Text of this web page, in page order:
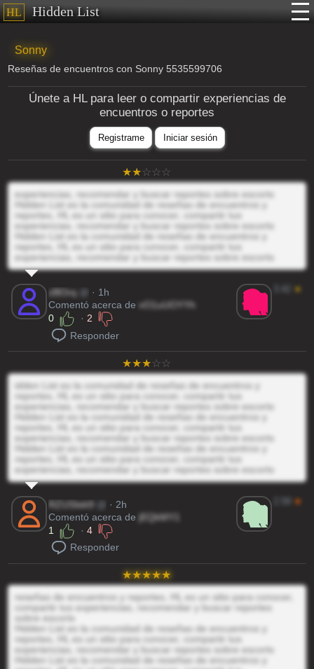
HL Hidden List
Sonny
Reseñas de encuentros con Sonny 5535599706
Únete a HL para leer o compartir experiencias de
encuentros o reportes
Registrame Iniciar sesión
experiencias, recomendar y buscar reportes sobre escorts
Hidden List es la comunidad de reseñas de encuentros y
reportes, HL es un sitio para conocer, compartir tus
experiencias, recomendar y buscar reportes sobre escorts
Hidden List es la comunidad de reseñas de encuentros y
reportes, HL es un sitio para conocer, compartir tus
experiencias, recomendar y buscar reportes sobre escorts
zBOrq
· 1h
Comentó acerca de vO1uUOYYh
0
· 2
Responder
★
idden List es la comunidad de reseñas de encuentros y
reportes, HL es un sitio para conocer, compartir tus
experiencias, recomendar y buscar reportes sobre escorts
Hidden List es la comunidad de reseñas de encuentros y
reportes, HL es un sitio para conocer, compartir tus
experiencias, recomendar y buscar reportes sobre escorts
Hidden List es la comunidad de reseñas de encuentros y
reportes, HL es un sitio para conocer, compartir tus
experiencias, recomendar y buscar reportes sobre escorts
RZUSIek9
· 2h
Comentó acerca de
jEQkMY1
1
·4
Responder
★
reseñas de encuentros y reportes, HL es un sitio para conocer,
compartir tus experiencias, recomendar y buscar reportes
sobre escorts
Hidden List es la comunidad de reseñas de encuentros y
reportes, HL es un sitio para conocer, compartir tus
experiencias, recomendar y buscar reportes sobre escorts
Hidden List es la comunidad de reseñas de encuentros y